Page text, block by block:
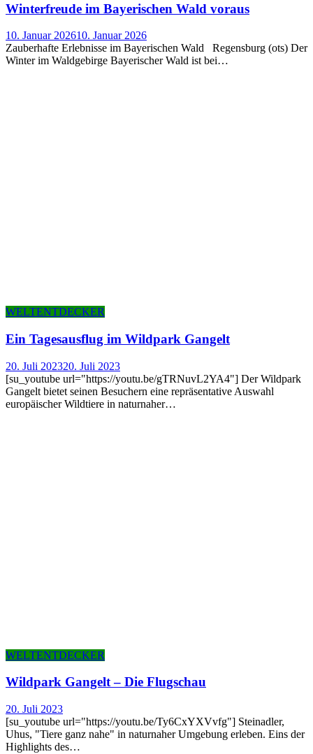
Win­ter­freu­de im Baye­ri­schen Wald voraus
10. Januar 202610. Januar 2026
Zauberhafte Erlebnisse im Bayerischen Wald Regensburg (ots) Der
Winter im Waldgebirge Bayerischer Wald ist bei…
WELTENTDECKER
Ein Tages­aus­flug im Wild­park Gangelt
20. Juli 202320. Juli 2023
[su_youtube url="https://youtu.be/gTRNuvL2YA4"] Der Wildpark
Gangelt bietet seinen Besuchern eine repräsentative Auswahl
europäischer Wildtiere in naturnaher…
WELTENTDECKER
Wild­park Gan­gelt – Die Flugschau
20. Juli 2023
[su_youtube url="https://youtu.be/Ty6CxYXVvfg"] Steinadler,
Uhus, "Tiere ganz nahe" in naturnaher Umgebung erleben. Eins der
Highlights des…